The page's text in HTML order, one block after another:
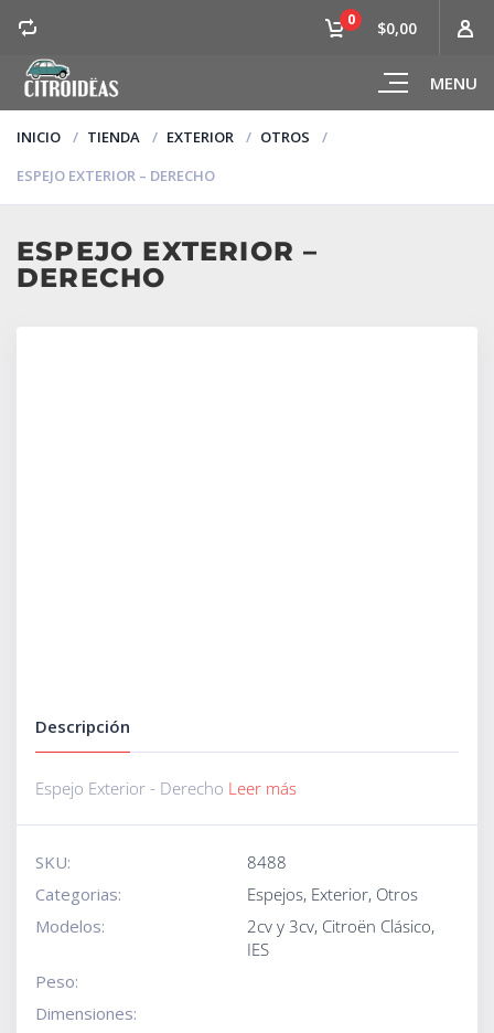
MENU
0 $0,00
INICIO TIENDA EXTERIOR
OTROS
ESPEJO EXTERIOR – DERECHO
ESPEJO EXTERIOR –
DERECHO
Descripción
Espejo Exterior - Derecho Leer más
SKU:
8488
Categorias:
Espejos, Exterior, Otros
Modelos:
2cv y 3cv, Citroën Clásico,
IES
Peso:
Dimensiones: